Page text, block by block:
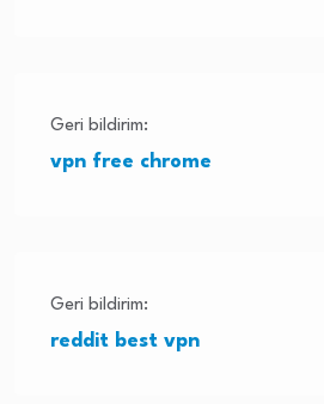
Geri bildirim:
vpn free chrome
Geri bildirim:
reddit best vpn